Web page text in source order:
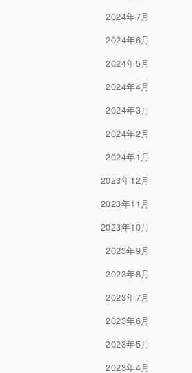
2024年7月
2024年6月
2024年5月
2024年4月
2024年3月
2024年2月
2024年1月
2023年12月
2023年11月
2023年10月
2023年9月
2023年8月
2023年7月
2023年6月
2023年5月
2023年4月